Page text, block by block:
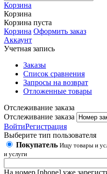
Корзина
Корзина
Корзина пуста
Корзина Оформить заказ
Аккаунт
Учетная запись
Заказы
Список сравнения
Запросы на возврат
Отложенные товары
Отслеживание заказа
Отслеживание заказа
ВойтиРегистрация
Выберите тип пользователя
Покупатель Ищу товары и
и услуги
На номер [phone] уже